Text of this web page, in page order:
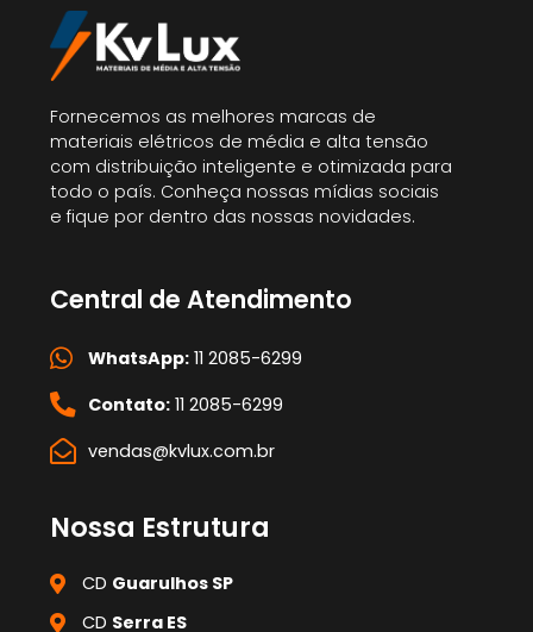
Fornecemos as melhores marcas de
materiais elétricos de média e alta tensão
com distribuição inteligente e otimizada para
todo o país. Conheça nossas mídias sociais
e fique por dentro das nossas novidades.
Central de Atendimento
WhatsApp:11 2085-6299
Contato:11 2085-6299
vendas@kvlux.com.br
Nossa Estrutura
CD Guarulhos SP
CD Serra ES